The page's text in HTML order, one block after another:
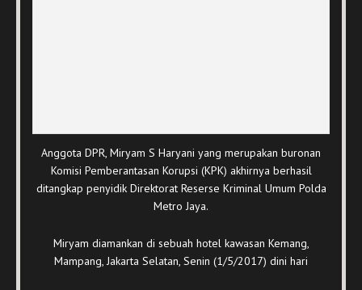
Anggota DPR, Miryam S Haryani yang merupakan buronan
Komisi Pemberantasan Korupsi (KPK) akhirnya berhasil
ditangkap penyidik Direktorat Reserse Kriminal Umum Polda
Metro Jaya.
Miryam diamankan di sebuah hotel kawasan Kemang,
Mampang, Jakarta Selatan, Senin (1/5/2017) dini hari